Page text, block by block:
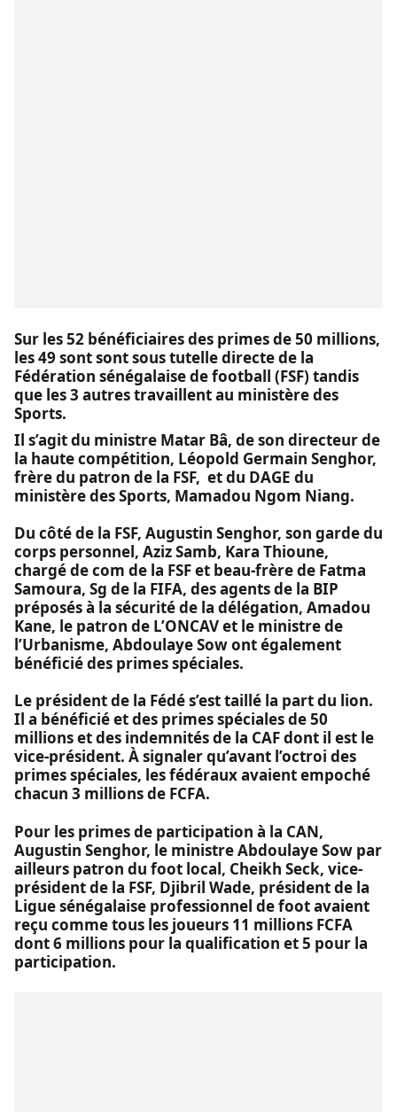
Sur les 52 bénéficiaires des primes de 50 millions,
les 49 sont sont sous tutelle directe de la
Fédération sénégalaise de football (FSF) tandis
que les 3 autres travaillent au ministère des
Sports.
Il s’agit du ministre Matar Bâ, de son directeur de
la haute compétition, Léopold Germain Senghor,
frère du patron de la FSF, et du DAGE du
ministère des Sports, Mamadou Ngom Niang.
Du côté de la FSF, Augustin Senghor, son garde du
corps personnel, Aziz Samb, Kara Thioune,
chargé de com de la FSF et beau-frère de Fatma
Samoura, Sg de la FIFA, des agents de la BIP
préposés à la sécurité de la délégation, Amadou
Kane, le patron de L’ONCAV et le ministre de
l’Urbanisme, Abdoulaye Sow ont également
bénéficié des primes spéciales.
Le président de la Fédé s’est taillé la part du lion.
Il a bénéficié et des primes spéciales de 50
millions et des indemnités de la CAF dont il est le
vice-président. À signaler qu’avant l’octroi des
primes spéciales, les fédéraux avaient empoché
chacun 3 millions de FCFA.
Pour les primes de participation à la CAN,
Augustin Senghor, le ministre Abdoulaye Sow par
ailleurs patron du foot local, Cheikh Seck, vice-
président de la FSF, Djibril Wade, président de la
Ligue sénégalaise professionnel de foot avaient
reçu comme tous les joueurs 11 millions FCFA
dont 6 millions pour la qualification et 5 pour la
participation.